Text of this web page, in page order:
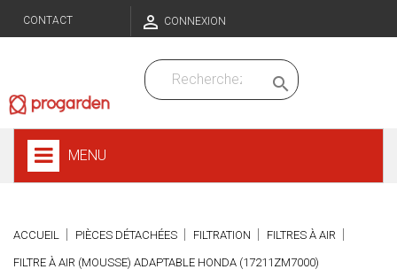
CONTACT  CONNEXION

MENU
ACCUEIL PIÈCES DÉTACHÉES FILTRATION FILTRES À AIR
FILTRE À AIR (MOUSSE) ADAPTABLE HONDA (17211ZM7000)